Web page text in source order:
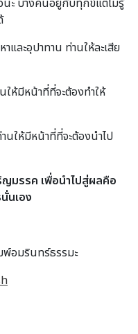
ละอุปาทาน ท่านให้ละเสีย
ห้มีหน้าที่ที่จะต้องทำให้
ให้มีหน้าที่ที่จะต้องนำไป
ญมรรค เพื่อนำไปสู่ผลคือ
นเอง
อมรินทร์ธรรมะ